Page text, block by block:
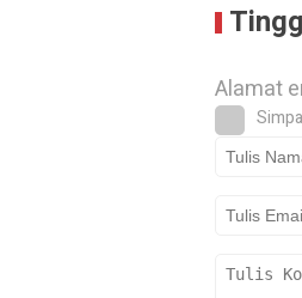
Alamat